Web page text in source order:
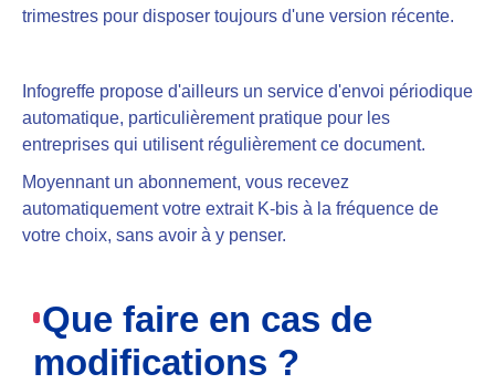
trimestres pour disposer toujours d'une version récente.
Infogreffe propose d'ailleurs un service d'envoi périodique
automatique, particulièrement pratique pour les
entreprises qui utilisent régulièrement ce document.
Moyennant un abonnement, vous recevez
automatiquement votre extrait K-bis à la fréquence de
votre choix, sans avoir à y penser.
Que faire en cas de
modifications ?